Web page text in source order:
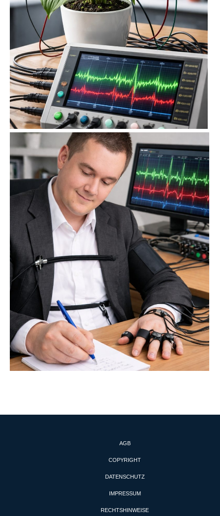
AGB
COPYRIGHT
DATENSCHUTZ
IMPRESSUM
RECHTSHINWEISE